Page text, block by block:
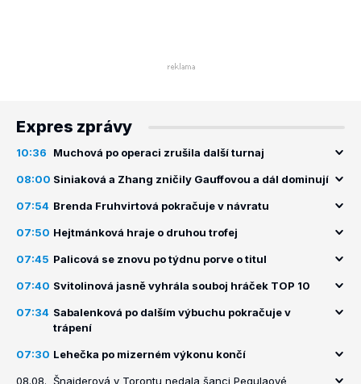
Expres zprávy
10:36 Muchová po operaci zrušila další turnaj
08:00 Siniaková a Zhang zničily Gauffovou a dál dominují
07:54 Brenda Fruhvirtová pokračuje v návratu
07:50 Hejtmánková hraje o druhou trofej
07:45 Palicová se znovu po týdnu porve o titul
07:40 Svitolinová jasně vyhrála souboj hráček TOP 10
07:34 Sabalenková po dalším výbuchu pokračuje v
trápení
07:30 Lehečka po mizerném výkonu končí
08.08. Šnajderová v Torontu nedala šanci Pegulaové